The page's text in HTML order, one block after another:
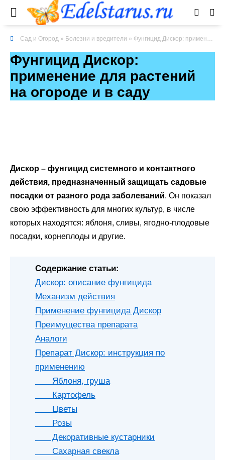
Сад и Огород » Болезни и вредители » Фунгицид Дискор: применение для растений на огороде и в саду
Фунгицид Дискор:
применение для растений
на огороде и в саду
Дискор – фунгицид системного и контактного
действия, предназначенный защищать садовые
посадки от разного рода заболеваний. Он показал
свою эффективность для многих культур, в числе
которых находятся: яблоня, сливы, ягодно-плодовые
посадки, корнеплоды и другие.
Содержание статьи:
Дискор: описание фунгицида
Механизм действия
Применение фунгицида Дискор
Преимущества препарата
Аналоги
Препарат Дискор: инструкция по
применению
Яблоня, груша
Картофель
Цветы
Розы
Декоративные кустарники
Сахарная свекла